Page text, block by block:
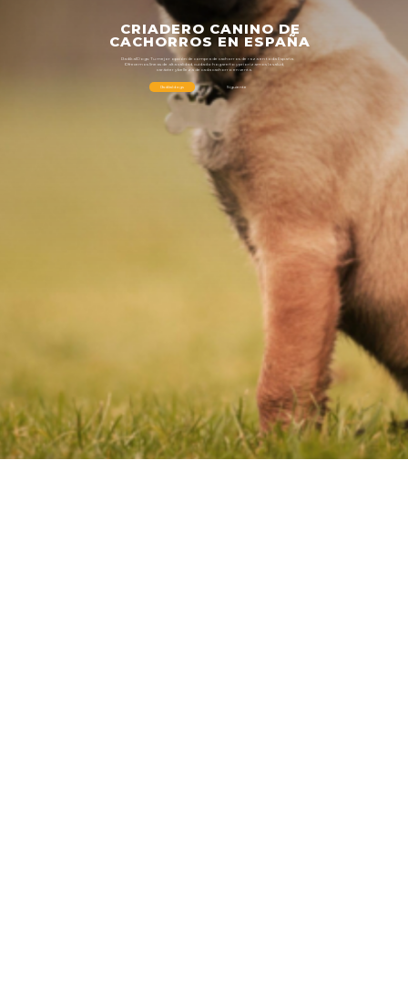
CRIADERO CANINO DE
CACHORROS EN ESPAÑA
RadikalDogs: Tu mejor opción de compra de cachorros de raza en toda España.
Ofrecemos líneas de alta calidad, cuidado hogareño y priorizamos la salud,
carácter y belleza de cada cachorro en venta.
Radikaldogs Siguiente